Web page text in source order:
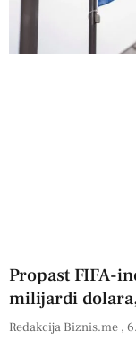
Propast FIFA-
milijardi
Redakcija Biznis.me